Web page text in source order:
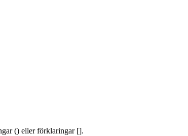
() eller förklaringar [].